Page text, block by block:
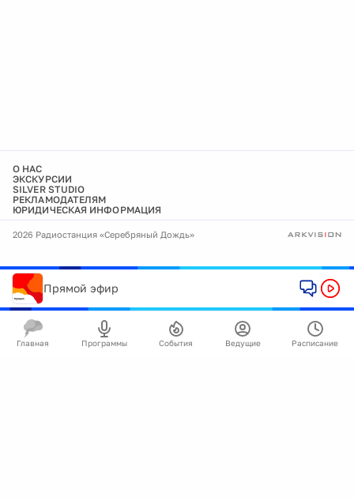
О НАС
ЭКСКУРСИИ
SILVER STUDIO
РЕКЛАМОДАТЕЛЯМ
ЮРИДИЧЕСКАЯ ИНФОРМАЦИЯ
2026 Радиостанция «Серебряный Дождь»
Прямой эфир
Главная Программы События Ведущие Расписание